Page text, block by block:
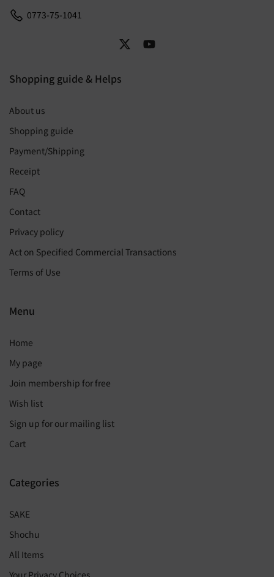
0773-75-1041
Shopping guide & Helps
About us
Shopping guide
Payment/Shipping
Receipt
FAQ
Contact
Privacy policy
Act on Specified Commercial Transactions
Terms of Use
Menu
Home
My page
Join membership for free
Wish list
Sign up for our mailing list
Cart
Categories
SAKE
Shochu
All Items
Your Privacy Choices